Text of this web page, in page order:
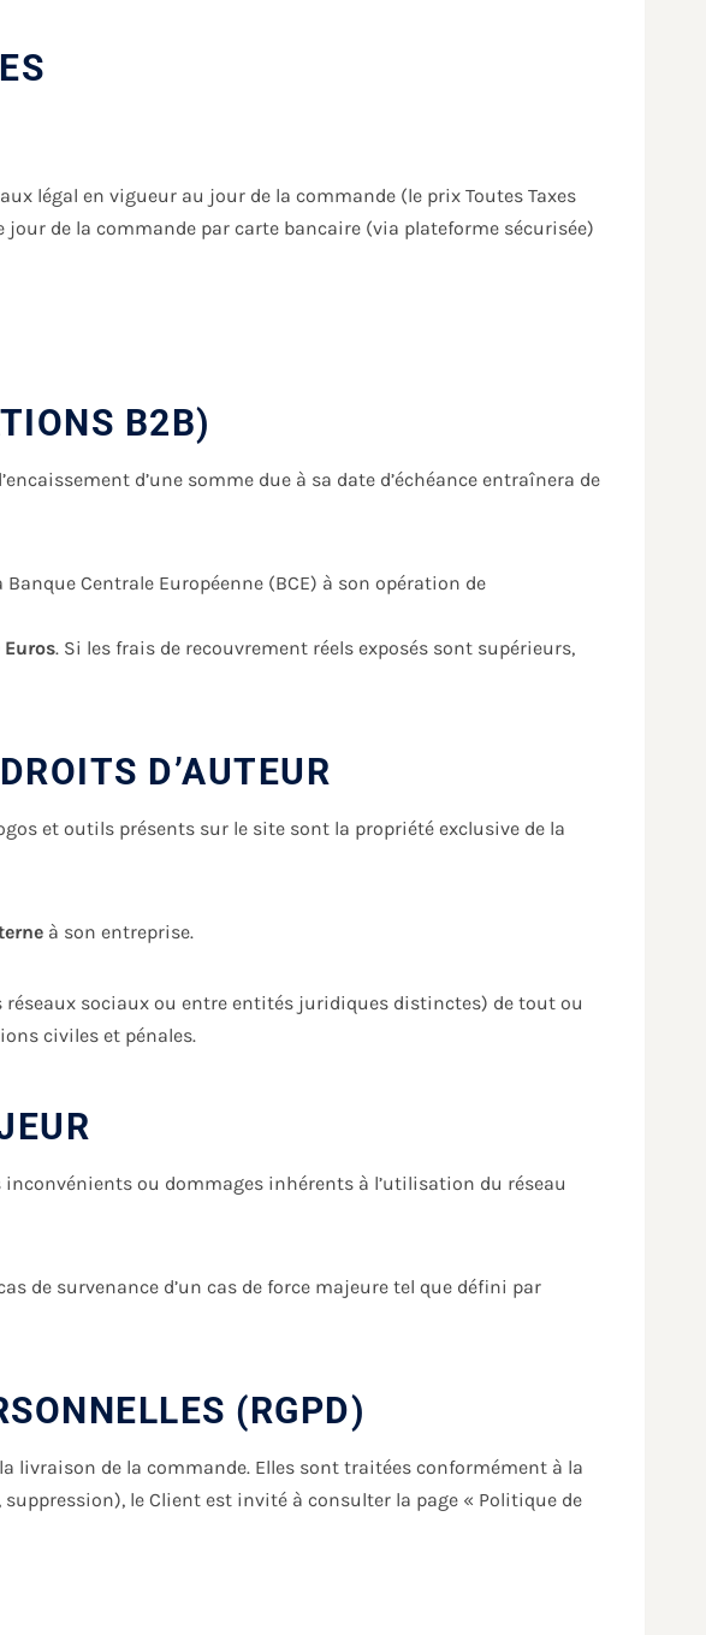
légal en vigueur au jour de la commande (le prix Toutes Taxes
de la commande par carte bancaire (via plateforme sécurisée)
B2B)
d’une somme due à sa date d’échéance entraînera de
Centrale Européenne (BCE) à son opération de
. Si les frais de recouvrement réels exposés sont supérieurs,
D’AUTEUR
et outils présents sur le site sont la propriété exclusive de la
à son entreprise.
sociaux ou entre entités juridiques distinctes) de tout ou
civiles et pénales.
ou dommages inhérents à l’utilisation du réseau
de survenance d’un cas de force majeure tel que défini par
(RGPD)
livraison de la commande. Elles sont traitées conformément à la
le Client est invité à consulter la page « Politique de